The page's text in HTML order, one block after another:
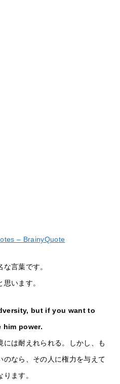
– BrainyQuote
言葉です。
います。
but if you want to
him power.
には耐えれられる。しかし、も
のなら、その人に権力を与えて
ます。